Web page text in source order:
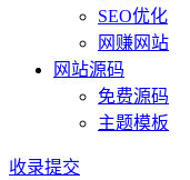
SEO优化
网赚网站
网站源码
免费源码
主题模板
收录提交